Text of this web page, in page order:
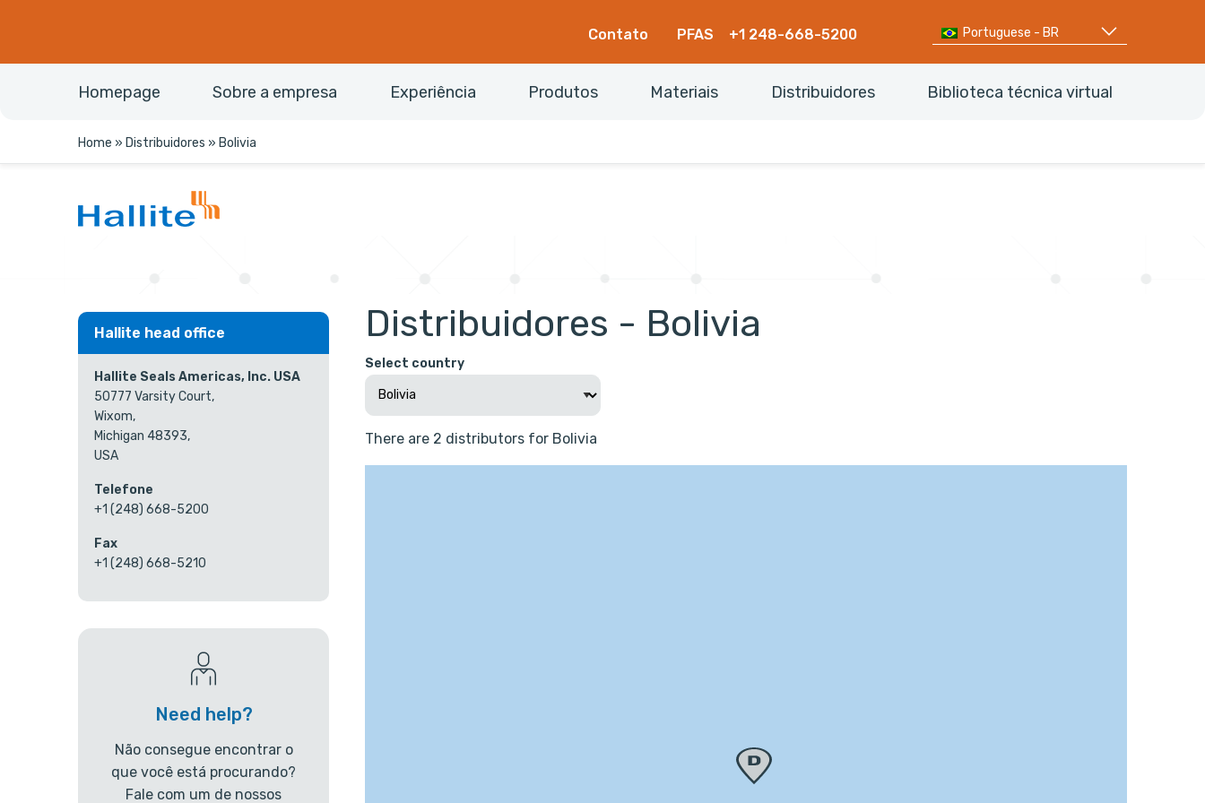
Contato PFAS +1 248-668-5200 Portuguese - BR
Homepage Sobre a empresa Experiência Produtos Materiais Distribuidores Biblioteca técnica virtual
Home » Distribuidores » Bolivia
Distribuidores - Bolivia
Select country
There are 2 distributors for Bolivia
Hallite head office
Hallite Seals Americas, Inc. USA
50777 Varsity Court,
Wixom,
Michigan 48393,
USA
Telefone
+1 (248) 668-5200
Fax
+1 (248) 668-5210
Need help?
Não consegue encontrar o
que você está procurando?
Fale com um de nossos